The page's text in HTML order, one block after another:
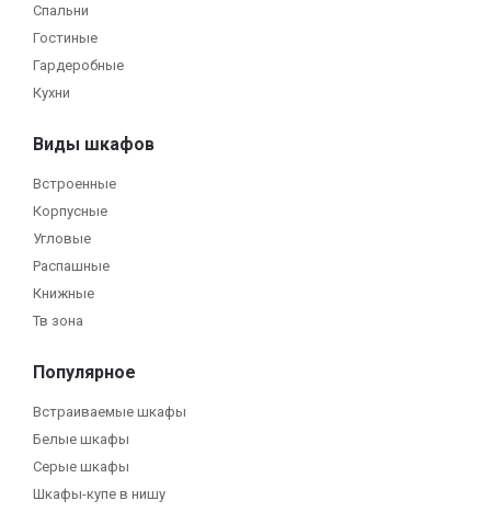
Спальни
Гостиные
Гардеробные
Кухни
Виды шкафов
Встроенные
Корпусные
Угловые
Распашные
Книжные
Тв зона
Популярное
Встраиваемые шкафы
Белые шкафы
Серые шкафы
Шкафы-купе в нишу